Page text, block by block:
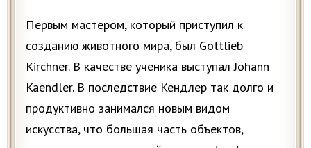
Первым мастером, который приступил к
созданию животного мира, был Gottlieb
Kirchner. В качестве ученика выступал Johann
Kaendler. В последствие Кендлер так долго и
продуктивно занимался новым видом
искусства, что большая часть объектов,